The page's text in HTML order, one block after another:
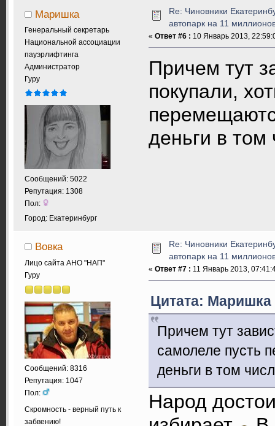
Маришка
Генеральный секретарь
Национальной ассоциации
пауэрлифтинга
Администратор
Гуру
Сообщений: 5022
Репутация: 1308
Пол:
Город: Екатеринбург
Re: Чиновники
автопарк на 11
« Ответ #6 : 10 Январь 2013,
Причем тут
покупали,
деньги в том
Вовка
Лицо сайта АНО "НАП"
Гуру
Сообщений: 8316
Репутация: 1047
Пол:
Скромность - верный путь к
забвению!
Re: Чиновники
автопарк на 11
« Ответ #7 : 11 Январь 2013,
Цитата: Маришка
Причем тут
самолеле пусть
деньги в том
Народ